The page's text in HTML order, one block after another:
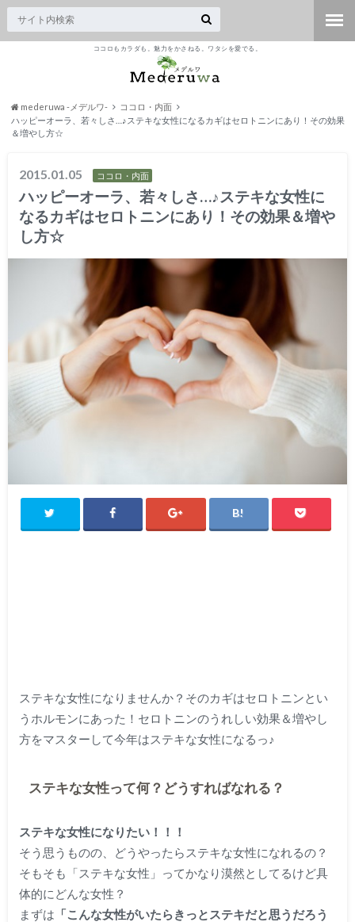
ココロもカラダも。魅力をかさねる。ワタシを愛でる。
mederuwa -メデルワ-
ココロ・内面
ハッピーオーラ、若々しさ…♪ステキな女性になるカギはセロトニンにあり！その効果
＆増やし方☆
2015.01.05 ココロ・内面
ハッピーオーラ、若々しさ…♪ステキな女性に
なるカギはセロトニンにあり！その効果＆増や
し方☆
ステキな女性になりませんか？そのカギはセロトニンとい
うホルモンにあった！セロトニンのうれしい効果＆増やし
方をマスターして今年はステキな女性になるっ♪
ステキな女性って何？どうすればなれる？
ステキな女性になりたい！！！
そう思うものの、どうやったらステキな女性になれるの？
そもそも「ステキな女性」ってかなり漠然としてるけど具
体的にどんな女性？
まずは 「こんな女性がいたらきっとステキだと思うだろう